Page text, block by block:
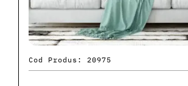
Cod Produs: 20975